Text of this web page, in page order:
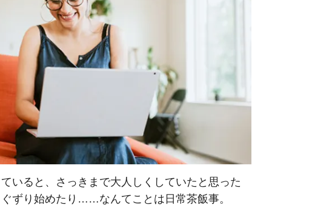
いると、さっきまで大人しくしていたと思った
ずり始めたり……なんてことは日常茶飯事。